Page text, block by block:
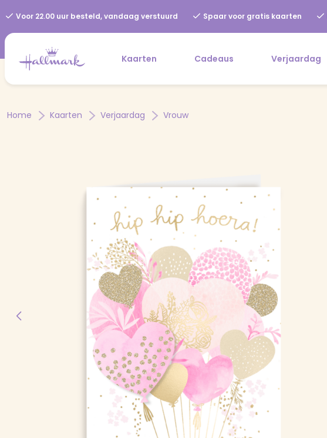
Voor 22.00 uur besteld, vandaag verstuurd Spaar voor gratis kaarten
Kaarten Cadeaus Verjaardag
Home Kaarten Verjaardag Vrouw